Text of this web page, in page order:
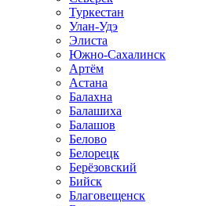
Туркестан
Улан-Удэ
Элиста
Южно-Сахалинск
Артём
Астана
Балахна
Балашиха
Балашов
Белово
Белорецк
Берёзовский
Бийск
Благовещенск